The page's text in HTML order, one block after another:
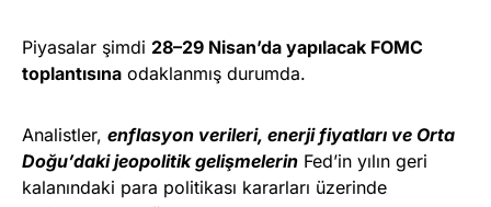
Piyasalar şimdi 28–29 Nisan’da yapılacak FOMC
toplantısına odaklanmış durumda.
Analistler, enflasyon verileri, enerji fiyatları ve Orta
Doğu’daki jeopolitik gelişmelerin Fed’in yılın geri
kalanındaki para politikası kararları üzerinde